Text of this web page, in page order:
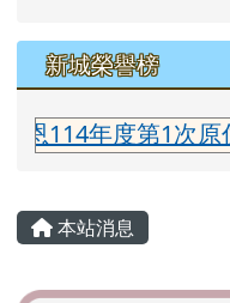
新城榮譽榜
1次原住民族語
主內容區域
本站消息